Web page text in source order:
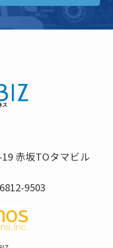
赤坂TOタマビル
9503